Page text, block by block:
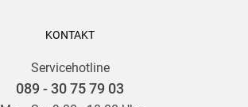
KONTAKT
Servicehotline
089 - 30 75 79 03